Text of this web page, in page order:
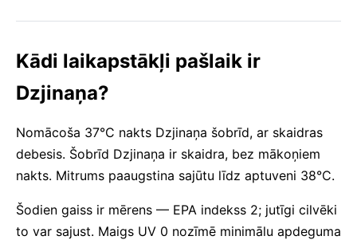
Kādi laikapstākļi pašlaik ir
Dzjinaņa?
Nomācoša 37°C nakts Dzjinaņa šobrīd, ar skaidras
debesis. Šobrīd Dzjinaņa ir skaidra, bez mākoņiem
nakts. Mitrums paaugstina sajūtu līdz aptuveni 38°C.
Šodien gaiss ir mērens — EPA indekss 2; jutīgi cilvēki
to var sajust. Maigs UV 0 nozīmē minimālu apdeguma